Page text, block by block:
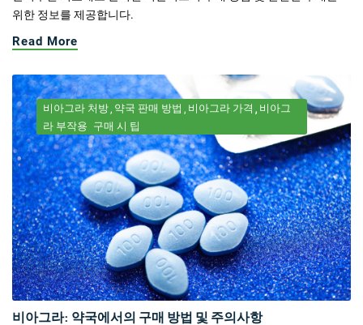
위한 정보를 제공합니다.
Read More
비아그라 처방 약국 판매 방법 비아그라 가격
비아그
라 부작용 구매 시 팁
비아그라: 약국에서의 구매 방법 및 주의사항